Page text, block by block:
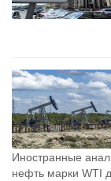
Иностранные
нефть марки WTI